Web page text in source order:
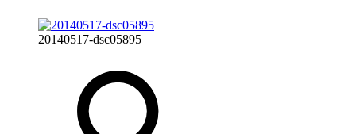
20140517-dsc05895